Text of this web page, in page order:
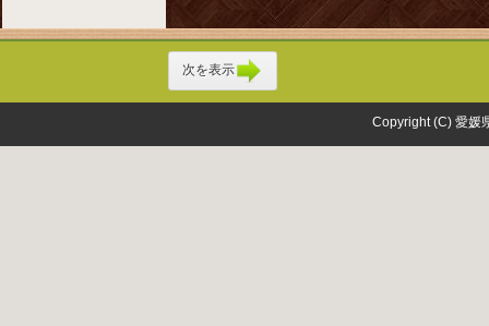
次を表示
Copyright (C) 愛媛